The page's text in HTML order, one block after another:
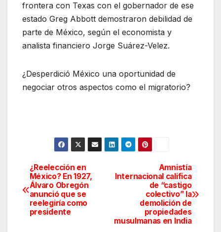
frontera con Texas con el gobernador de ese
estado Greg Abbott demostraron debilidad de
parte de México, según el economista y
analista financiero Jorge Suárez-Velez.
¿Desperdició México una oportunidad de
negociar otros aspectos como el migratorio?
Navegación
de
entradas
Amnistía
Internacional califica
de “castigo
colectivo” la
demolición de
propiedades
musulmanas en India
¿Reelección en
México? En 1927,
Álvaro Obregón
anunció que se
reelegiría como
presidente